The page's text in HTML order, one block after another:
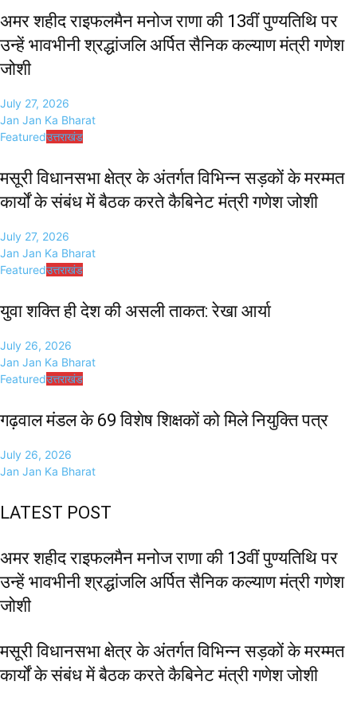
अमर शहीद राइफलमैन मनोज राणा की 13वीं पुण्यतिथि पर
उन्हें भावभीनी श्रद्धांजलि अर्पित सैनिक कल्याण मंत्री गणेश
जोशी
July 27, 2026
Jan Jan Ka Bharat
Featuredउत्तराखंड
मसूरी विधानसभा क्षेत्र के अंतर्गत विभिन्न सड़कों के मरम्मत
कार्यों के संबंध में बैठक करते कैबिनेट मंत्री गणेश जोशी
July 27, 2026
Jan Jan Ka Bharat
Featuredउत्तराखंड
युवा शक्ति ही देश की असली ताकत: रेखा आर्या
July 26, 2026
Jan Jan Ka Bharat
Featuredउत्तराखंड
गढ़वाल मंडल के 69 विशेष शिक्षकों को मिले नियुक्ति पत्र
July 26, 2026
Jan Jan Ka Bharat
LATEST POST
अमर शहीद राइफलमैन मनोज राणा की 13वीं पुण्यतिथि पर
उन्हें भावभीनी श्रद्धांजलि अर्पित सैनिक कल्याण मंत्री गणेश
जोशी
मसूरी विधानसभा क्षेत्र के अंतर्गत विभिन्न सड़कों के मरम्मत
कार्यों के संबंध में बैठक करते कैबिनेट मंत्री गणेश जोशी